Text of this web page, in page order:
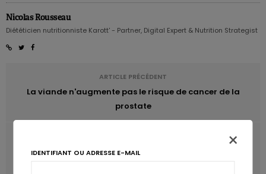
Nicolas Rousseau
Diététicien nutritionniste Karott' - Partner, Digital Expert & Nutrition Strategist
ARTICLE PRÉCÉDENT
La viande n'augmente pas le risque de cancer de la
prostate
La supplémentation en DHA ne ralentit pas la maladie
×
IDENTIFIANT OU ADRESSE E-MAIL